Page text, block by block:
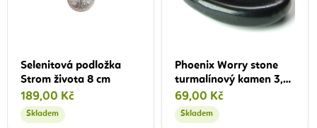
Selenitová podložka
Strom života 8 cm
189,00 Kč
Skladem
Phoenix Worry stone
turmalínový kamen 3,5
- 4,5 cm
69,00 Kč
Skladem